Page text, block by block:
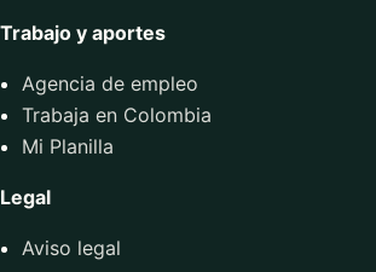
Trabajo y aportes
Agencia de empleo
Trabaja en Colombia
Mi Planilla
Legal
Aviso legal